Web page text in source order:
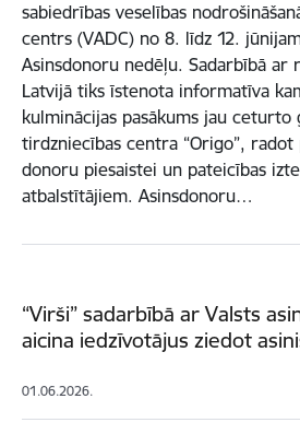
sabiedrības veselības
centrs (VADC) no 8. līdz 12.
Asinsdonoru nedēļu. Sadarbībā ar
Latvijā tiks īstenota informatīva
kulminācijas pasākums jau ceturto
tirdzniecības centra “Origo”,
donoru piesaistei un pateicības
atbalstītājiem. Asinsdonoru…
“Virši” sadarbībā ar Valsts
aicina iedzīvotājus ziedot
01.06.2026.